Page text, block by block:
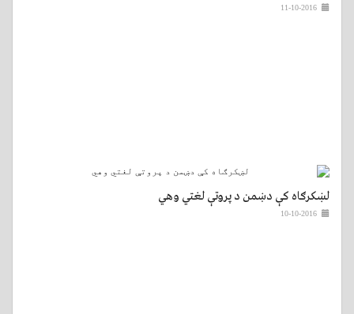
11-10-2016
لښکرګاه کې دښمن د پروتې لغتي وهي
10-10-2016